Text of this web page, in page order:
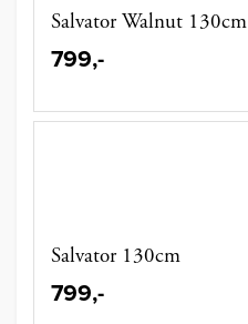
Salvator Walnut 130cm
799,-
Salvator 130cm
799,-